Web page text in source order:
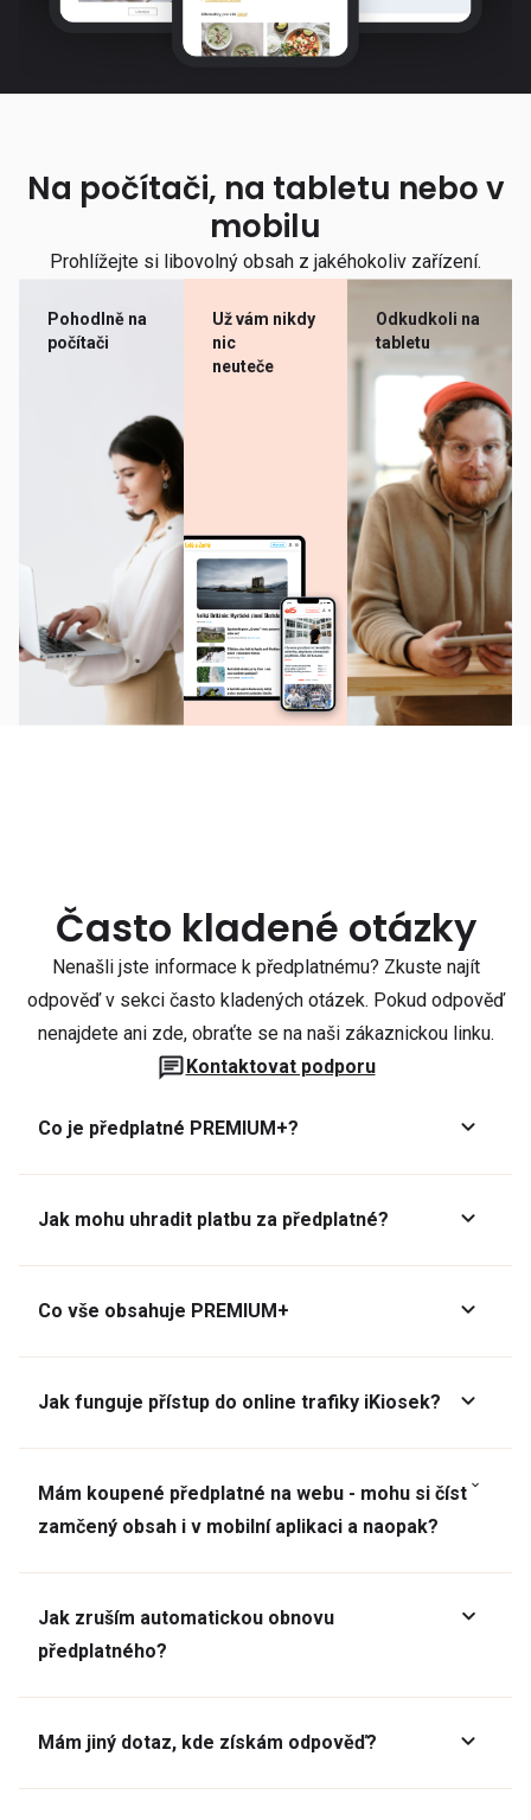
Na počítači, na tabletu nebo v
mobilu
Prohlížejte si libovolný obsah z jakéhokoliv zařízení.
Pohodlně na
počítači
Už vám nikdy
nic
neuteče
Odkudkoli na
tabletu
Často kladené otázky
Nenašli jste informace k předplatnému? Zkuste najít
odpověď v sekci často kladených otázek. Pokud odpověď
nenajdete ani zde, obraťte se na naši zákaznickou linku.
Kontaktovat podporu
Co je předplatné PREMIUM+?
Jak mohu uhradit platbu za předplatné?
Co vše obsahuje PREMIUM+
Jak funguje přístup do online trafiky iKiosek?
Mám koupené předplatné na webu - mohu si číst
zamčený obsah i v mobilní aplikaci a naopak?
Jak zruším automatickou obnovu
předplatného?
Mám jiný dotaz, kde získám odpověď?